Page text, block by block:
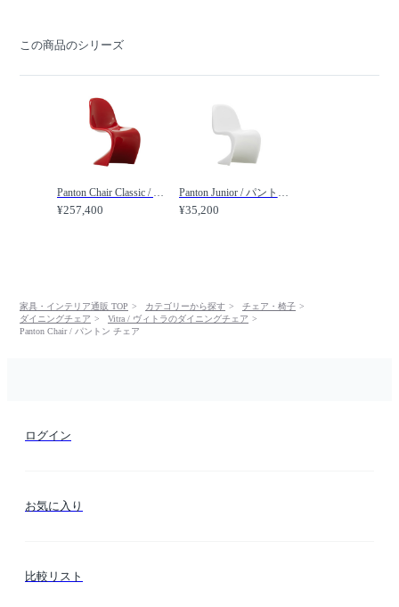
この商品のシリーズ
Panton Chair Classic / パントン チェア クラシック /
¥257,400
Panton Junior / パントン ジュニア /
¥35,200
家具・インテリア通販 TOP カテゴリーから探す
チェア・椅子
ダイニングチェア
Vitra / ヴィトラのダイニングチェア
Panton Chair / パントン チェア
ログイン
お気に入り
比較リスト